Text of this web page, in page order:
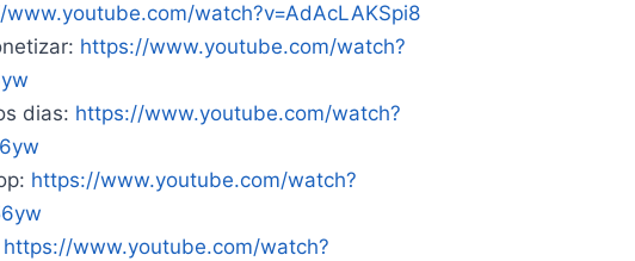
watch?v=AdAcLAKSpi8
https://www.youtube.com/watch?
dias: https://www.youtube.com/watch?
https://www.youtube.com/watch?
https://www.youtube.com/watch?